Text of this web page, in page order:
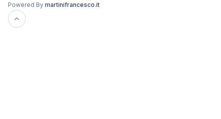
Powered By martinifrancesco.it